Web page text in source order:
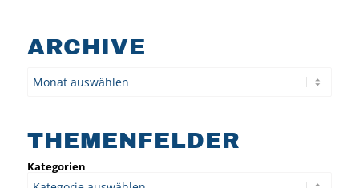
ARCHIVE
THEMENFELDER
Kategorien